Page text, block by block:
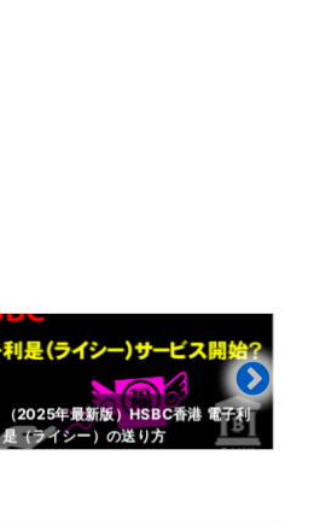
（2025年最新版）HSBC香港 電子利
是（ライシー）の送り方